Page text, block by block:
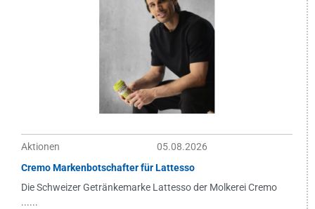
Aktionen
05.08.2026
Cremo Markenbotschafter für Lattesso
Die Schweizer Getränkemarke Lattesso der Molkerei Cremo
......